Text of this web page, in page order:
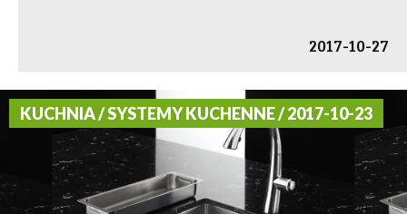
2017-10-27
KUCHNIA / SYSTEMY KUCHENNE / 2017-10-23